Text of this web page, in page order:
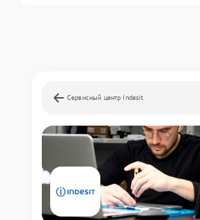
Сервисный центр Indesit